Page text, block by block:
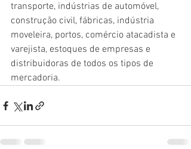
transporte, indústrias de automóvel,
construção civil, fábricas, indústria
moveleira, portos, comércio atacadista e
varejista, estoques de empresas e
distribuidoras de todos os tipos de
mercadoria.